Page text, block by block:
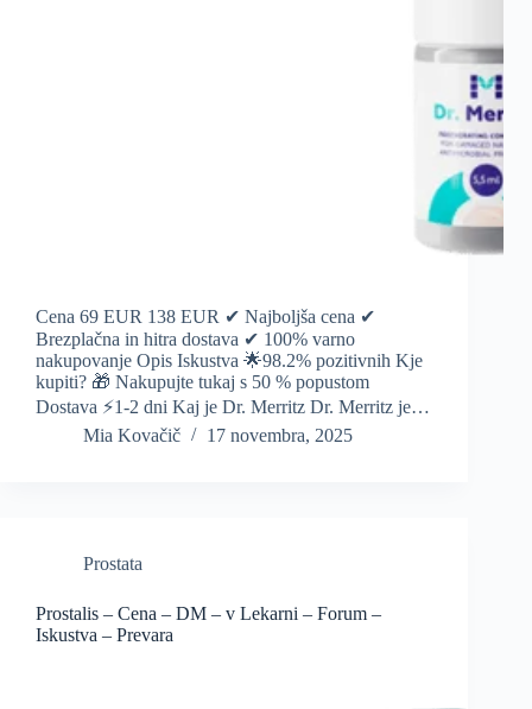
Cena 69 EUR 138 EUR ✔ Najboljša cena ✔
Brezplačna in hitra dostava ✔ 100% varno
nakupovanje Opis Iskustva 🌟98.2% pozitivnih Kje
kupiti? 🎁 Nakupujte tukaj s 50 % popustom
Dostava ⚡️1-2 dni Kaj je Dr. Merritz Dr. Merritz je…
Mia Kovačič
17 novembra, 2025
Prostata
Prostalis – Cena – DM – v Lekarni – Forum –
Iskustva – Prevara